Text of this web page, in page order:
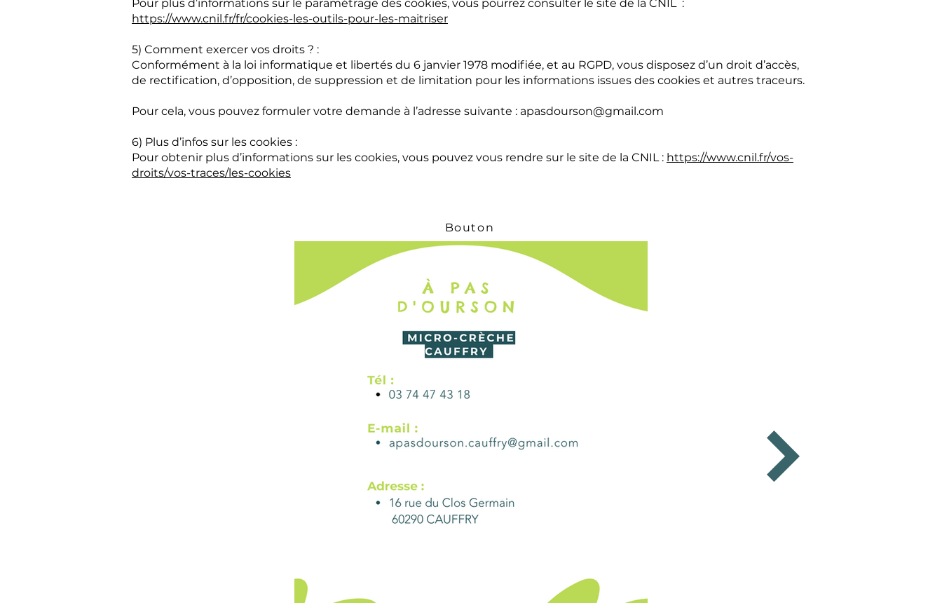
Pour plus d’informations sur le paramétrage des cookies, vous pourrez consulter le site de la CNIL :
https://www.cnil.fr/fr/cookies-les-outils-pour-les-maitriser
5) Comment exercer vos droits ? :
Conformément à la loi informatique et libertés du 6 janvier 1978 modifiée, et au RGPD, vous disposez d’un droit d’accès,
de rectification, d’opposition, de suppression et de limitation pour les informations issues des cookies et autres traceurs.
Pour cela, vous pouvez formuler votre demande à l’adresse suivante : apasdourson@gmail.com
6) Plus d’infos sur les cookies :
Pour obtenir plus d’informations sur les cookies, vous pouvez vous rendre sur le site de la CNIL : https://www.cnil.fr/vos-
droits/vos-traces/les-cookies
Bouton